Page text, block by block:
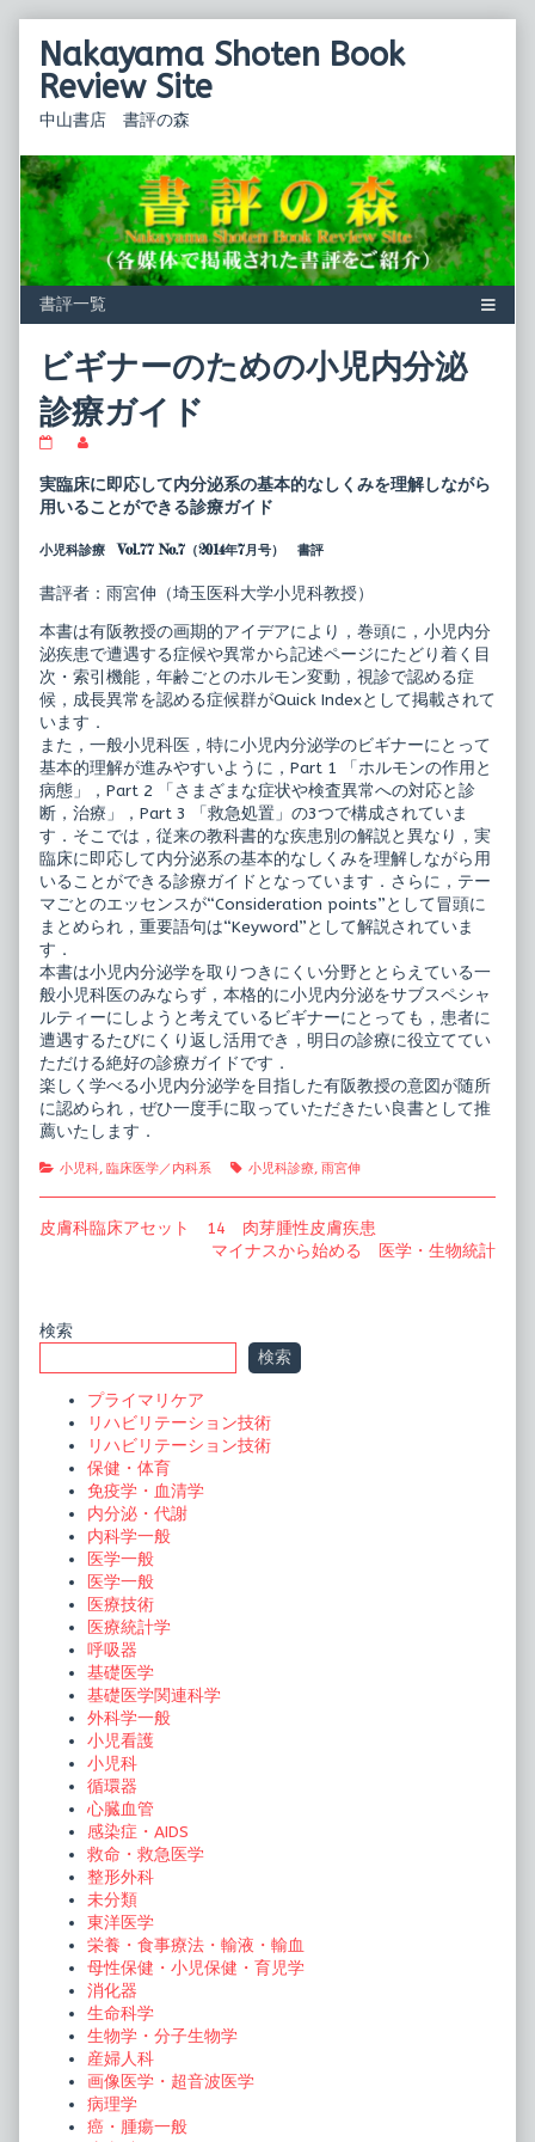
contentNakayama Shoten Book
Review Site
中山書店 書評の森
ビギナーのための小児内分泌
診療ガイド
ナ
ー
の
め
小
児
内
分
泌
診
ガ
イ
ド
published
on
posts
by
the
of
ナ
ー
の
た
め
の
小
児
内
分
診
療
ガ
イ
ド,
実臨床に即応して内分泌系の基本的なしくみを理解しながら
用いることができる診療ガイド
小児科診療 Vol.77 No.7（2014年7月号） 書評
書評者：雨宮伸（埼玉医科大学小児科教授）
本書は有阪教授の画期的アイデアにより，巻頭に，小児内分
泌疾患で遭遇する症候や異常から記述ページにたどり着く目
次・索引機能，年齢ごとのホルモン変動，視診で認める症
候，成長異常を認める症候群がQuick Indexとして掲載されて
います．
また，一般小児科医，特に小児内分泌学のビギナーにとって
基本的理解が進みやすいように，Part 1 「ホルモンの作用と
病態」，Part 2 「さまざまな症状や検査異常への対応と診
断，治療」，Part 3 「救急処置」の3つで構成されていま
す．そこでは，従来の教科書的な疾患別の解説と異なり，実
臨床に即応して内分泌系の基本的なしくみを理解しながら用
いることができる診療ガイドとなっています．さらに，テー
マごとのエッセンスが“Consideration points”として冒頭に
まとめられ，重要語句は“Keyword”として解説されていま
す．
本書は小児内分泌学を取りつきにくい分野ととらえている一
般小児科医のみならず，本格的に小児内分泌をサブスペシャ
ルティーにしようと考えているビギナーにとっても，患者に
遭遇するたびにくり返し活用でき，明日の診療に役立ててい
ただける絶好の診療ガイドです．
楽しく学べる小児内分泌学を目指した有阪教授の意図が随所
に認められ，ぜひ一度手に取っていただきたい良書として推
薦いたします．
Categories
小児科, 臨床医学／内科系 Tags
小児科診療, 雨宮伸
投
ビ
ゲ
Previous
皮膚科臨床アセット 14 肉芽腫性皮膚疾患
Next
マイナスから始める 医学・生物統計
Primary
Sidebar
検索
検索
プライマリケア
リハビリテーション技術
リハビリテーション技術
保健・体育
免疫学・血清学
内分泌・代謝
内科学一般
医学一般
医学一般
医療技術
医療統計学
呼吸器
基礎医学
基礎医学関連科学
外科学一般
小児看護
小児科
循環器
心臓血管
感染症・AIDS
救命・救急医学
整形外科
未分類
東洋医学
栄養・食事療法・輸液・輸血
母性保健・小児保健・育児学
消化器
生命科学
生物学・分子生物学
産婦人科
画像医学・超音波医学
病理学
癌・腫瘍一般